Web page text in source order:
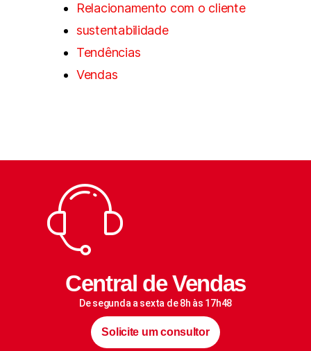
Relacionamento com o cliente
sustentabilidade
Tendências
Vendas
Central de Vendas
De segunda a sexta de 8h às 17h48
Solicite um consultor